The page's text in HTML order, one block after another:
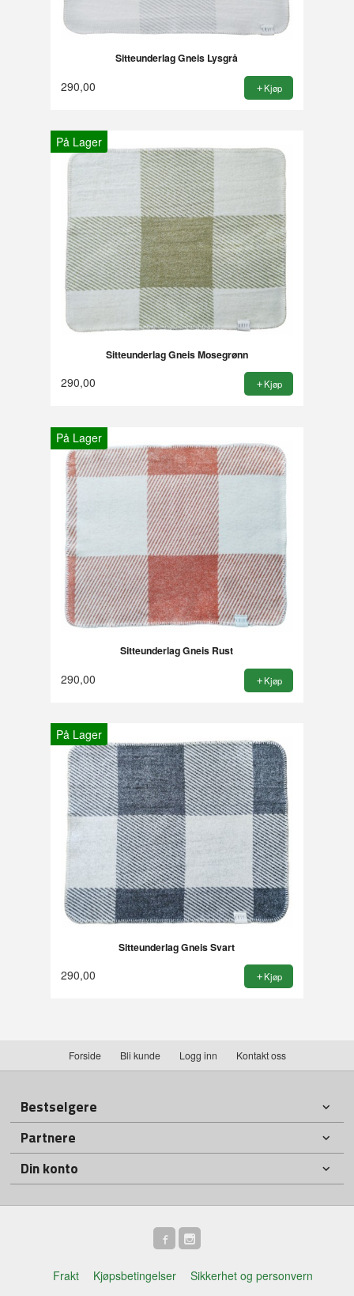
Sitteunderlag Gneis Lysgrå
290,00 Kjøp
På Lager
Sitteunderlag Gneis Mosegrønn
290,00 Kjøp
På Lager
Sitteunderlag Gneis Rust
290,00 Kjøp
På Lager
Sitteunderlag Gneis Svart
290,00 Kjøp
Forside Bli kunde Logg inn Kontakt oss
Bestselgere
Partnere
Din konto
Frakt Kjøpsbetingelser Sikkerhet og personvern